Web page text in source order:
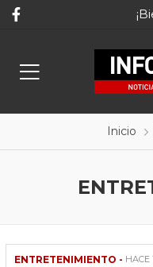
Inicio
ENTRETENIMIENTO - HACE